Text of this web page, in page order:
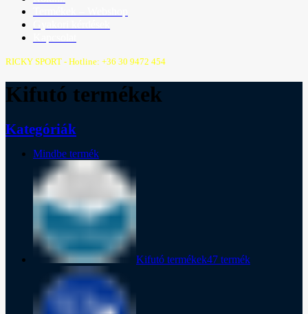
RICKY SPORT - Hotline: +36 30 9472 454
Kifutó termékek
Kategóriák
Mindbe termék
Kifutó termékek47 termék